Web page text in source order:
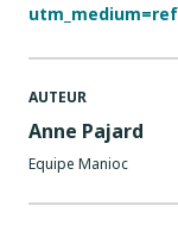
AUTEUR
Anne Pajard
Equipe Manioc